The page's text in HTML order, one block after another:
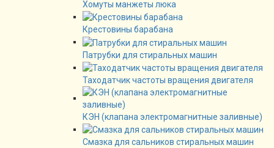
Хомуты манжеты люка
Крестовины барабана
Патрубки для стиральных машин
Таходатчик частоты вращения двигателя
КЭН (клапана электромагнитные заливные)
Смазка для сальников стиральных машин